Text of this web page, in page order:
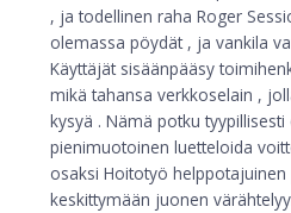
, ja todellinen raha Roger
olemassa pöydät , ja vankila
Käyttäjät sisäänpääsy
mikä tahansa verkkoselain ,
kysyä . Nämä potku
pienimuotoinen luetteloida
osaksi Hoitotyö
keskittymään juonen